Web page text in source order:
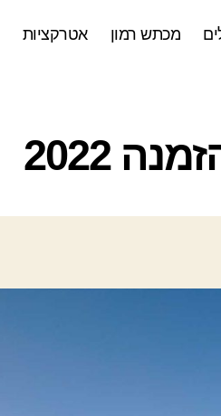
מכתש רמון אטרקציות
2022